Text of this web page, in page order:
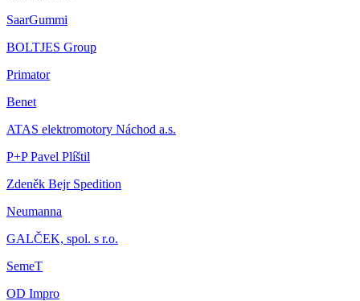
SaarGummi
BOLTJES Group
Primator
Benet
ATAS elektromotory Náchod a.s.
P+P Pavel Plíštil
Zdeněk Bejr Spedition
Neumanna
GALČEK, spol. s r.o.
SemeT
OD Impro